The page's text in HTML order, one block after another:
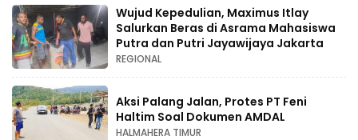
Wujud Kepedulian, Maximus Itlay
Salurkan Beras di Asrama Mahasiswa
Putra dan Putri Jayawijaya Jakarta
REGIONAL
Aksi Palang Jalan, Protes PT Feni
Haltim Soal Dokumen AMDAL
HALMAHERA TIMUR